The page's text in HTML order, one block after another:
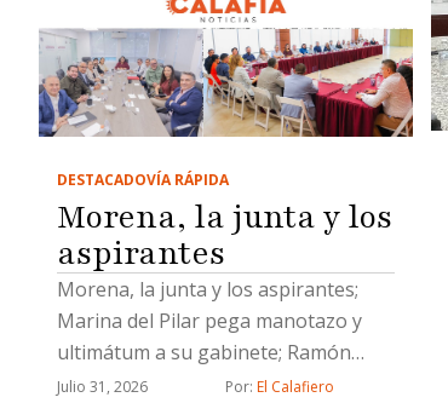
DESTACADOVÍA RÁPIDA
Morena, la junta y los
aspirantes
Morena, la junta y los aspirantes;
Marina del Pilar pega manotazo y
ultimátum a su gabinete; Ramón
Vázquez y el mensaje; Canaco
Julio 31, 2026 Por: El Calafiero